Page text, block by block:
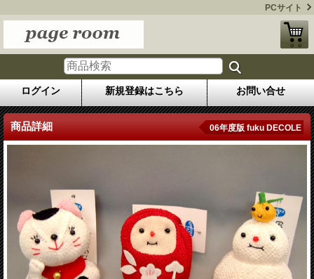
PCサイト
ログイン 新規登録はこちら お問い合せ
商品詳細 06年度版 fuku DECOLE